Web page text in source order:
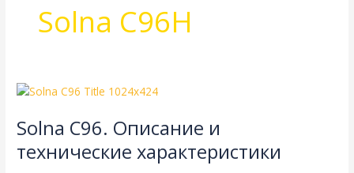
Solna C96H
Solna C96. Описание и
технические характеристики
Solna
Описание
технические